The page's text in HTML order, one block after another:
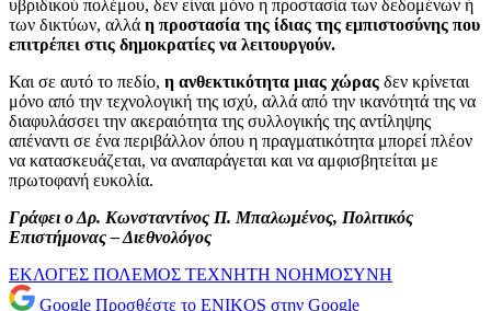
υβριδικού πολέμου, δεν είναι μόνο η προστασία των δεδομένων ή
των δικτύων, αλλά η προστασία της ίδιας της εμπιστοσύνης που
επιτρέπει στις δημοκρατίες να λειτουργούν.
Και σε αυτό το πεδίο, η ανθεκτικότητα μιας χώρας δεν κρίνεται
μόνο από την τεχνολογική της ισχύ, αλλά από την ικανότητά της να
διαφυλάσσει την ακεραιότητα της συλλογικής της αντίληψης
απέναντι σε ένα περιβάλλον όπου η πραγματικότητα μπορεί πλέον
να κατασκευάζεται, να αναπαράγεται και να αμφισβητείται με
πρωτοφανή ευκολία.
Γράφει ο Δρ. Κωνσταντίνος Π. Μπαλωμένος, Πολιτικός
Επιστήμονας – Διεθνολόγος
ΕΚΛΟΓΕΣ ΠΟΛΕΜΟΣ ΤΕΧΝΗΤΗ ΝΟΗΜΟΣΥΝΗ
Google Προσθέστε το ENIKOS στην Google